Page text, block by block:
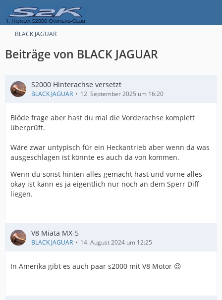
BLACK JAGUAR
Beiträge von BLACK JAGUAR
S2000 Hinterachse versetzt
BLACK JAGUAR 12. September 2025 um 16:20
Blöde frage aber hast du mal die Vorderachse komplett
überprüft.
Wäre zwar untypisch für ein Heckantrieb aber wenn da was
ausgeschlagen ist könnte es auch da von kommen.
Wenn du sonst hinten alles gemacht hast und vorne alles
okay ist kann es ja eigentlich nur noch an dem Sperr Diff
liegen.
V8 Miata MX-5
BLACK JAGUAR 14. August 2024 um 12:25
In Amerika gibt es auch paar s2000 mit V8 Motor 😉